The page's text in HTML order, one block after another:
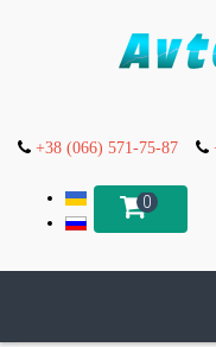
+38 (066) 571-75-87
0